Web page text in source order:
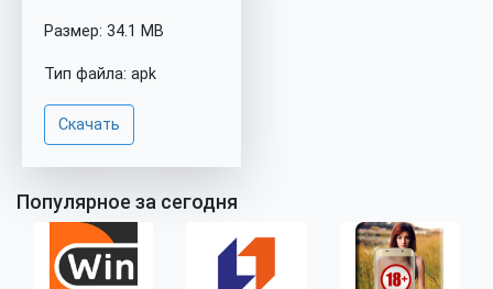
Размер: 34.1 MB
Тип файла: apk
Скачать
Популярное за сегодня